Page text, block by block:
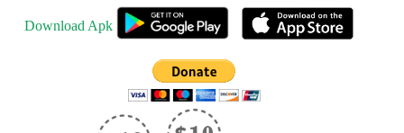
Download Apk